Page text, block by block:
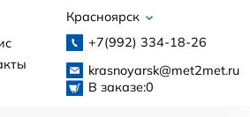
Красноярск
+7(992) 334-18-26
krasnoyarsk@met2met.ru
В заказе:0